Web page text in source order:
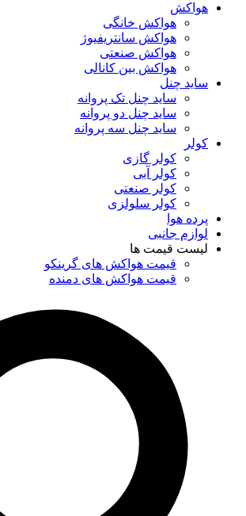
هواکش
هواکش خانگی
هواکش سانتریفیوژ
هواکش صنعتی
هواکش بین کانالی
ساید چنل
ساید چنل تک پروانه
ساید چنل دو پروانه
ساید چنل سه پروانه
کولر
کولر گازی
کولر آبی
کولر صنعتی
کولر سلولزی
پرده هوا
لوازم جانبی
لیست قیمت ها
قیمت هواکش های گرینکو
قیمت هواکش های دمنده